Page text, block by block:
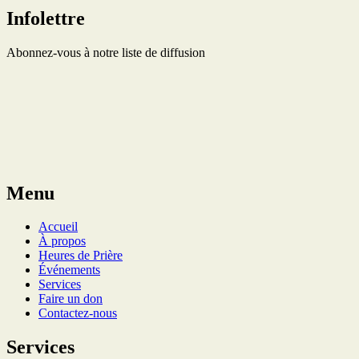
Infolettre
Abonnez-vous à notre liste de diffusion
Menu
Accueil
À propos
Heures de Prière
Événements
Services
Faire un don
Contactez-nous
Services